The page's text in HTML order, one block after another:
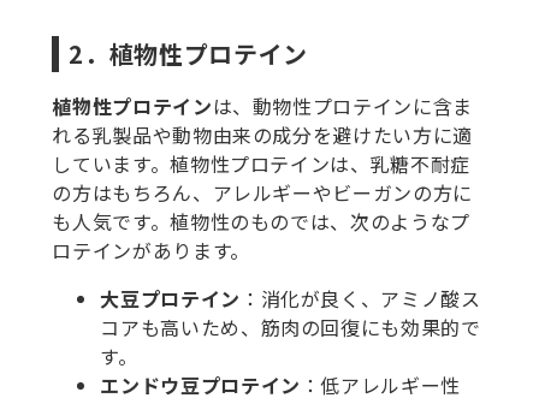
2．植物性プロテイン
植物性プロテインは、動物性プロテインに含ま
れる乳製品や動物由来の成分を避けたい方に適
しています。植物性プロテインは、乳糖不耐症
の方はもちろん、アレルギーやビーガンの方に
も人気です。植物性のものでは、次のようなプ
ロテインがあります。
大豆プロテイン ：消化が良く、アミノ酸ス
コアも高いため、筋肉の回復にも効果的で
す。
エンドウ豆プロテイン ：低アレルギー性